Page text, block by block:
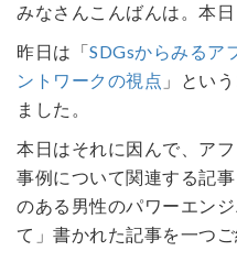
みなさんこんばんは。本
昨日は「SDGsからみるア
ントワークの視点 」とい
ました。
本日はそれに因んで、ア
事例について関連する記
のある男性のパワーエン
て」書かれた記事を一つご